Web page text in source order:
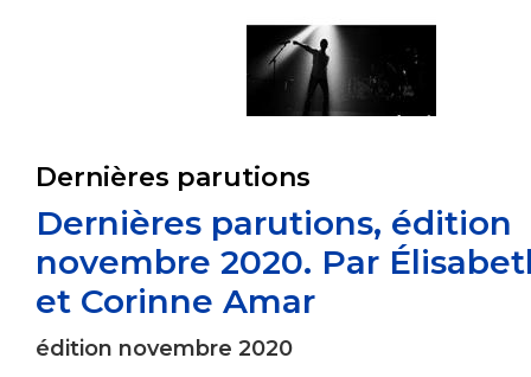
Dernières parutions
Dernières parutions, édition
novembre 2020. Par
et Corinne Amar
édition novembre 2020